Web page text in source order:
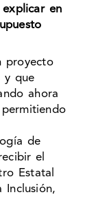
en
proyecto
y que
ahora
de
el
Estatal
Inclusión,